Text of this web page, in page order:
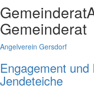
Gemeinderat
Gemeinderat
Angelverein Gersdorf
Engagement
Jendeteiche